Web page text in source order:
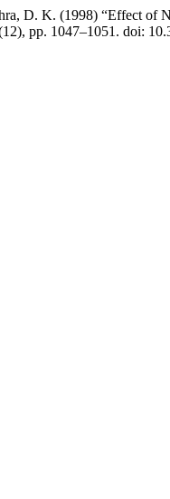
D. K. (1998) “Effect of
pp. 1047–1051. doi: